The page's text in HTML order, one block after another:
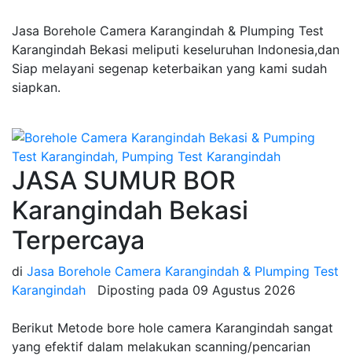
Jasa Borehole Camera Karangindah & Plumping Test
Karangindah Bekasi meliputi keseluruhan Indonesia,dan
Siap melayani segenap keterbaikan yang kami sudah
siapkan.
JASA SUMUR BOR
Karangindah Bekasi
Terpercaya
di Jasa Borehole Camera Karangindah & Plumping Test
Karangindah
Diposting pada 09 Agustus 2026
Berikut Metode bore hole camera Karangindah sangat
yang efektif dalam melakukan scanning/pencarian